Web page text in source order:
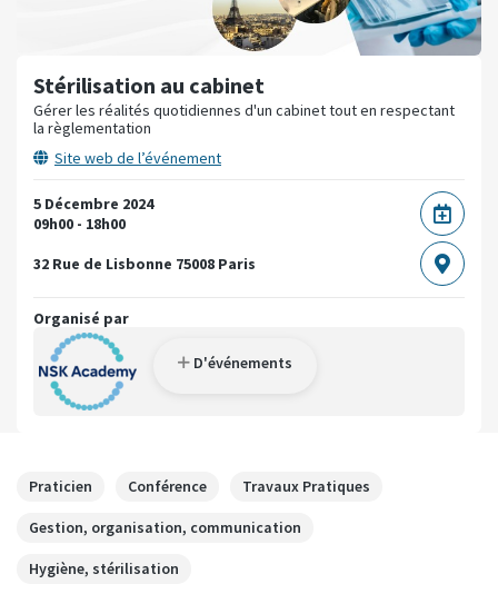
Stérilisation au cabinet
Gérer les réalités quotidiennes d'un cabinet tout en respectant
la règlementation
Site web de l’événement
5 Décembre 2024
09h00 - 18h00
32 Rue de Lisbonne 75008 Paris
Organisé par
D'événements
Praticien Conférence Travaux Pratiques
Gestion, organisation, communication
Hygiène, stérilisation